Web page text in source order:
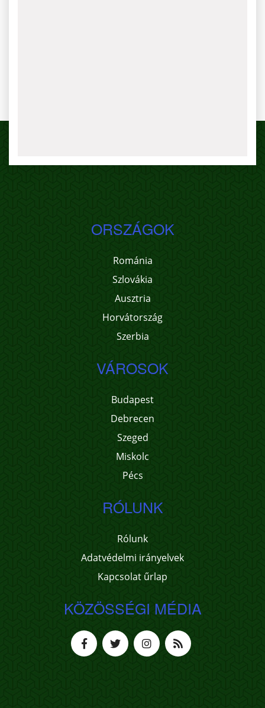
ORSZÁGOK
Románia
Szlovákia
Ausztria
Horvátország
Szerbia
VÁROSOK
Budapest
Debrecen
Szeged
Miskolc
Pécs
RÓLUNK
Rólunk
Adatvédelmi irányelvek
Kapcsolat űrlap
KÖZÖSSÉGI MÉDIA